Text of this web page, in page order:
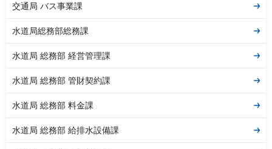
交通局 バス事業課
水道局総務部総務課
水道局 総務部 経営管理課
水道局 総務部 管財契約課
水道局 総務部 料金課
水道局 総務部 給排水設備課